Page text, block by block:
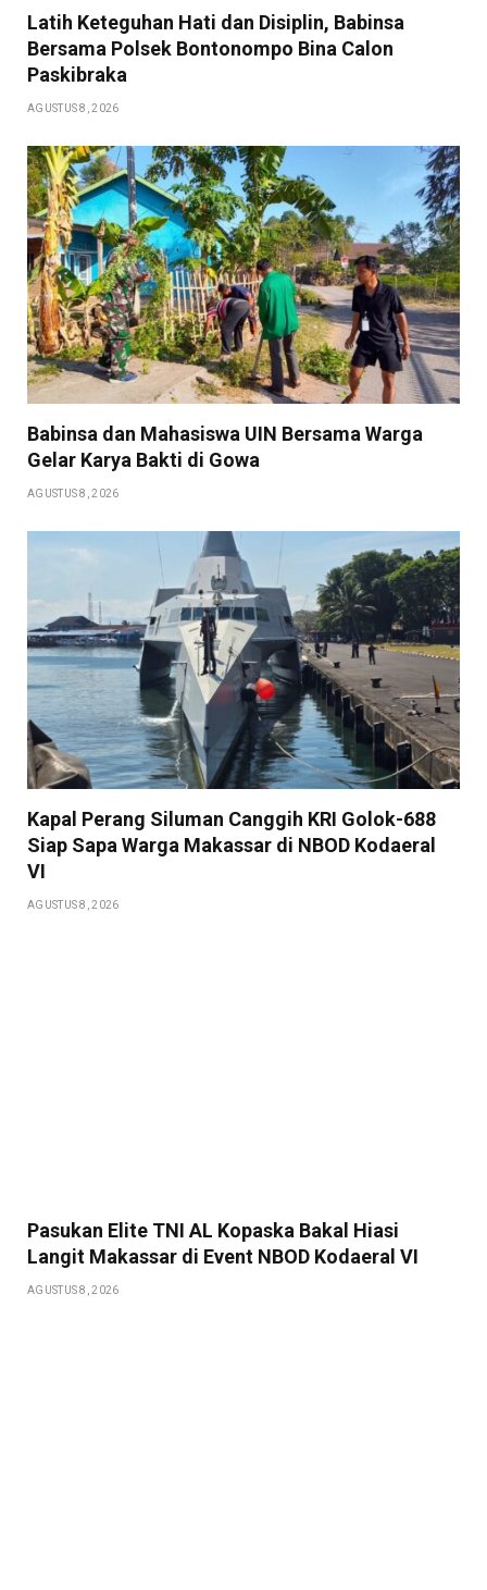
Latih Keteguhan Hati dan Disiplin, Babinsa
Bersama Polsek Bontonompo Bina Calon
Paskibraka
AGUSTUS 8, 2026
Babinsa dan Mahasiswa UIN Bersama Warga
Gelar Karya Bakti di Gowa
AGUSTUS 8, 2026
Kapal Perang Siluman Canggih KRI Golok-688
Siap Sapa Warga Makassar di NBOD Kodaeral
VI
AGUSTUS 8, 2026
Pasukan Elite TNI AL Kopaska Bakal Hiasi
Langit Makassar di Event NBOD Kodaeral VI
AGUSTUS 8, 2026